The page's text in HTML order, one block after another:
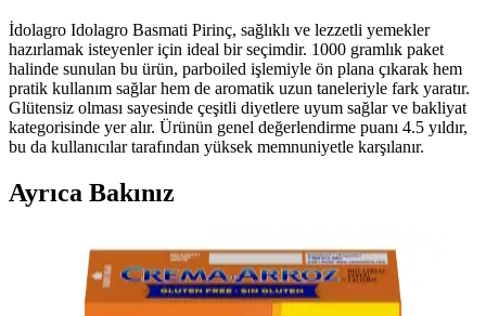
İdolagro Idolagro Basmati Pirinç, sağlıklı ve lezzetli yemekler
hazırlamak isteyenler için ideal bir seçimdir. 1000 gramlık paket
halinde sunulan bu ürün, parboiled işlemiyle ön plana çıkarak hem
pratik kullanım sağlar hem de aromatik uzun taneleriyle fark yaratır.
Glütensiz olması sayesinde çeşitli diyetlere uyum sağlar ve bakliyat
kategorisinde yer alır. Ürünün genel değerlendirme puanı 4.5 yıldır,
bu da kullanıcılar tarafından yüksek memnuniyetle karşılanır.
Ayrıca Bakınız
Magic Meat Tarifi: Mantar Çorbası ve Köfte ile
Geleneksel Amerikan Aile Yemeği